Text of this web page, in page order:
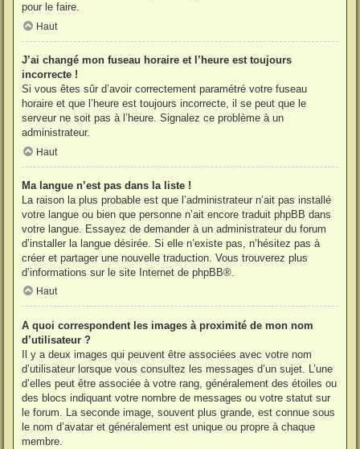
pour le faire.
Haut
J’ai changé mon fuseau horaire et l’heure est toujours
incorrecte !
Si vous êtes sûr d’avoir correctement paramétré votre fuseau
horaire et que l’heure est toujours incorrecte, il se peut que le
serveur ne soit pas à l’heure. Signalez ce problème à un
administrateur.
Haut
Ma langue n’est pas dans la liste !
La raison la plus probable est que l’administrateur n’ait pas installé
votre langue ou bien que personne n’ait encore traduit phpBB dans
votre langue. Essayez de demander à un administrateur du forum
d’installer la langue désirée. Si elle n’existe pas, n’hésitez pas à
créer et partager une nouvelle traduction. Vous trouverez plus
d’informations sur le site Internet de phpBB®.
Haut
A quoi correspondent les images à proximité de mon nom
d’utilisateur ?
Il y a deux images qui peuvent être associées avec votre nom
d’utilisateur lorsque vous consultez les messages d’un sujet. L’une
d’elles peut être associée à votre rang, généralement des étoiles ou
des blocs indiquant votre nombre de messages ou votre statut sur
le forum. La seconde image, souvent plus grande, est connue sous
le nom d’avatar et généralement est unique ou propre à chaque
membre.